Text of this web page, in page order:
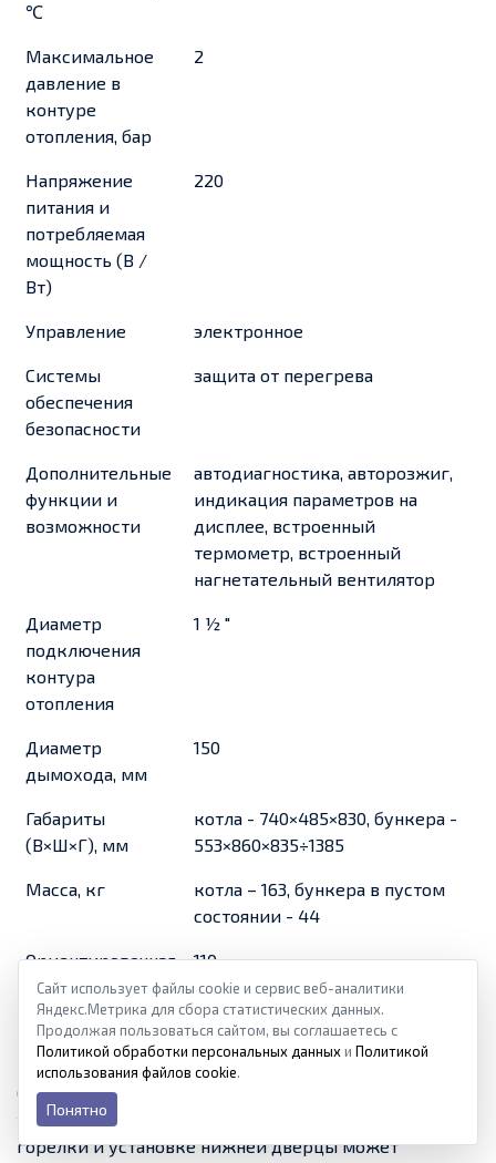
℃
Максимальное
давление в
контуре
отопления, бар
2
Напряжение
питания и
потребляемая
мощность (В /
Вт)
220
Управление электронное
Системы
обеспечения
безопасности
защита от перегрева
Дополнительные
функции и
возможности
автодиагностика, авторозжиг,
индикация параметров на
дисплее, встроенный
термометр, встроенный
нагнетательный вентилятор
Диаметр
подключения
контура
отопления
1 ½ ″
Диаметр
дымохода, мм
150
Габариты
(В×Ш×Г), мм
котла - 740×485×830, бункера -
553×860×835÷1385
Масса, кг
котла – 163, бункера в пустом
состоянии - 44
Ориентировочная
стоимость
комплекта, тыс.
руб.
110
Сам по себе котел – универсальный
твердотопливный. То есть при демонтаже пеленой
горелки и установке нижней дверцы может
Сайт использует файлы cookie и сервис веб-аналитики
Яндекс.Метрика для сбора статистических данных.
Продолжая пользоваться сайтом, вы соглашаетесь с
Политикой обработки персональных данных и Политикой
использования файлов cookie.
Понятно